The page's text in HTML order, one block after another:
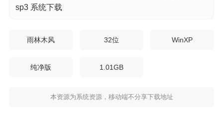
sp3 系统下载
雨林木风 32位 WinXP
纯净版 1.01GB
本资源为系统资源，移动端不分享下载地址